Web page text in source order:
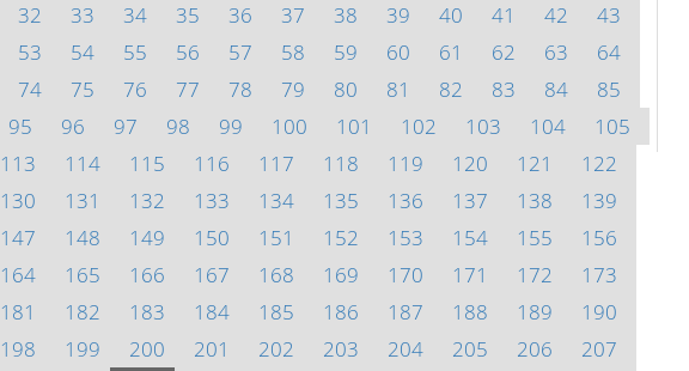
32 33 34 35 36 37 38 39 40 41 42
43
53 54 55 56 57 58 59 60 61 62 63
64
74 75 76 77 78 79 80 81 82 83 84
85
95 96 97 98 99 100 101 102 103 104
105
113 114 115 116 117 118 119 120 121
122
130 131 132 133 134 135 136 137 138
139
147 148 149 150 151 152 153 154 155
156
164 165 166 167 168 169 170 171 172
173
181 182 183 184 185 186 187 188 189
190
198 199 200 201 202 203 204 205 206
207